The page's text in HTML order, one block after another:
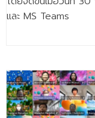
และ MS Teams